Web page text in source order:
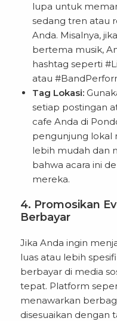
lupa untuk
sedang tren atau
Anda. Misalnya,
bertema musik,
hashtag seperti
atau
Tag Lokasi:
setiap postingan
cafe Anda di
pengunjung lokal
lebih mudah dan
bahwa acara ini
mereka.
4. Promosikan
Berbayar
Jika Anda ingin
luas atau lebih
berbayar di media
tepat. Platform
menawarkan
disesuaikan dengan